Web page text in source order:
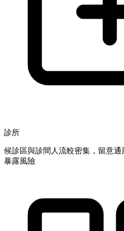
診所
候診區與診間人流較密集，留意通
暴露風險